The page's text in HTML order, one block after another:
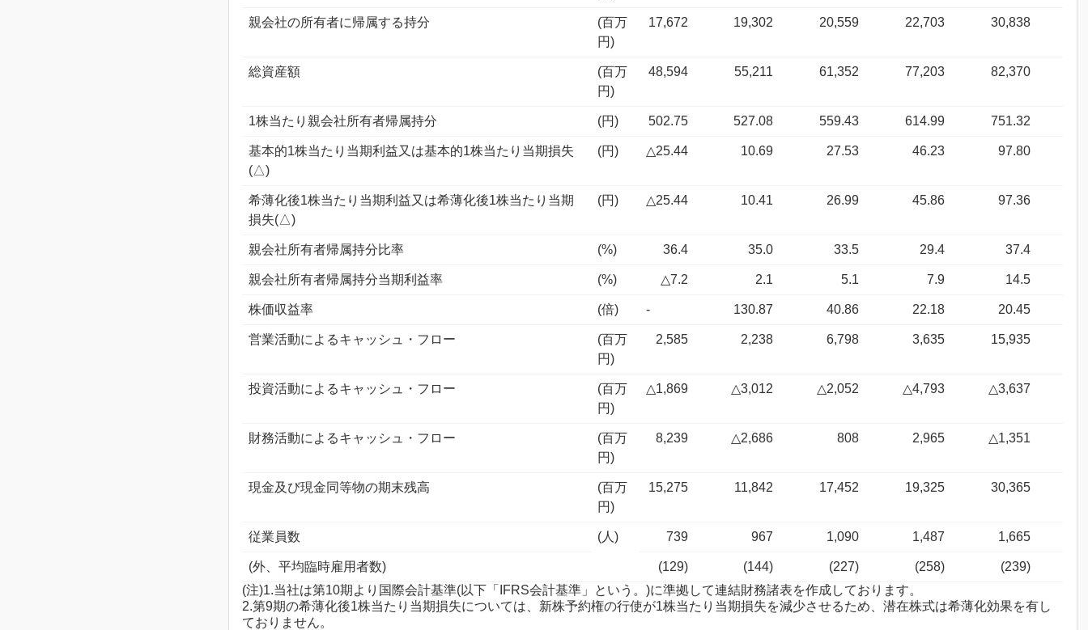
親会社の所有者に帰属する持分
(百万
円)
17,672 19,302 20,559 22,703 30,838
総資産額
(百万
円)
48,594 55,211 61,352 77,203 82,370
1株当たり親会社所有者帰属持分 (円) 502.75 527.08 559.43 614.99 751.32
基本的1株当たり当期利益又は基本的1株当たり当期損失
(△)
(円) △25.44 10.69 27.53 46.23 97.80
希薄化後1株当たり当期利益又は希薄化後1株当たり当期
損失(△)
(円) △25.44 10.41 26.99 45.86 97.36
親会社所有者帰属持分比率 (%) 36.4 35.0 33.5 29.4 37.4
親会社所有者帰属持分当期利益率 (%) △7.2 2.1 5.1 7.9 14.5
株価収益率 (倍) - 130.87 40.86 22.18 20.45
営業活動によるキャッシュ・フロー
(百万
円)
2,585 2,238 6,798 3,635 15,935
投資活動によるキャッシュ・フロー
(百万
円)
△1,869 △3,012 △2,052 △4,793 △3,637
財務活動によるキャッシュ・フロー
(百万
円)
8,239 △2,686 808 2,965 △1,351
現金及び現金同等物の期末残高
(百万
円)
15,275 11,842 17,452 19,325 30,365
従業員数 (人) 739 967 1,090 1,487 1,665
(外、平均臨時雇用者数) (129) (144) (227) (258)
(239)
(注)1.当社は第10期より国際会計基準(以下「IFRS会計基準」という。)に準拠して連結財務諸表を作成しております。
2.第9期の希薄化後1株当たり当期損失については、新株予約権の行使が1株当たり当期損失を減少させるため、潜在株式は希薄化効果を有し
ておりません。